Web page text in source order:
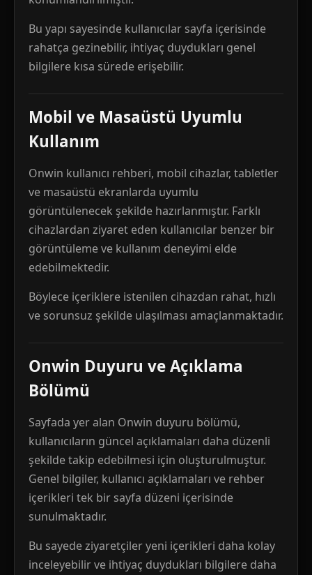
Bu yapı sayesinde kullanıcılar sayfa içerisinde
rahatça gezinebilir, ihtiyaç duydukları genel
bilgilere kısa sürede erişebilir.
Mobil ve Masaüstü Uyumlu
Kullanım
Onwin kullanıcı rehberi, mobil cihazlar, tabletler
ve masaüstü ekranlarda uyumlu
görüntülenecek şekilde hazırlanmıştır. Farklı
cihazlardan ziyaret eden kullanıcılar benzer bir
görüntüleme ve kullanım deneyimi elde
edebilmektedir.
Böylece içeriklere istenilen cihazdan rahat, hızlı
ve sorunsuz şekilde ulaşılması amaçlanmaktadır.
Onwin Duyuru ve Açıklama
Bölümü
Sayfada yer alan Onwin duyuru bölümü,
kullanıcıların güncel açıklamaları daha düzenli
şekilde takip edebilmesi için oluşturulmuştur.
Genel bilgiler, kullanıcı açıklamaları ve rehber
içerikleri tek bir sayfa düzeni içerisinde
sunulmaktadır.
Bu sayede ziyaretçiler yeni içerikleri daha kolay
inceleyebilir ve ihtiyaç duydukları bilgilere daha